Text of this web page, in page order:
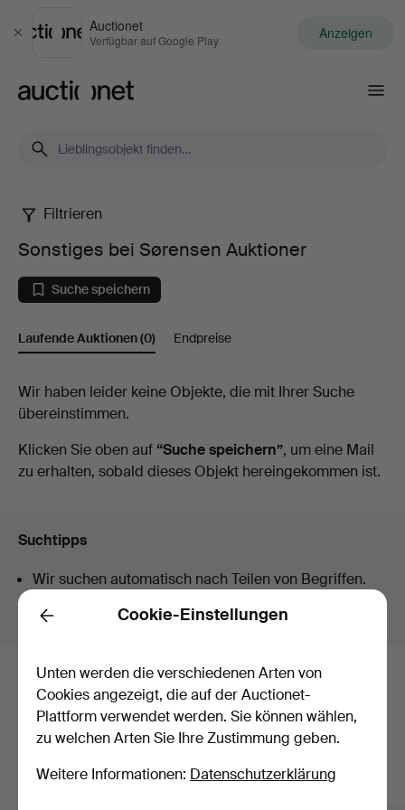
Schließen
Auctionet
Verfügbar auf Google Play Anzeigen
Sonstiges
bei
Sørensen
Auktioner
Filtrieren
Sonstiges bei Sørensen Auktioner
Suche speichern
Laufende Auktionen(0) Endpreise
Laufende
Wir haben leider keine Objekte, die mit Ihrer Suche
übereinstimmen.
Klicken Sie oben auf “Suche speichern”, um eine Mail
zu erhalten, sobald dieses Objekt hereingekommen ist.
Suchtipps
Wir suchen automatisch nach Teilen von Begriffen.
.
Hier sind Objekte aus unserem
Archiv, die mit Ihrer Suche
Back Cookie-Einstellungen
Unten werden die verschiedenen Arten von
Cookies angezeigt, die auf der Auctionet-
Plattform verwendet werden. Sie können wählen,
zu welchen Arten Sie Ihre Zustimmung geben.
Weitere Informationen: Datenschutzerklärung